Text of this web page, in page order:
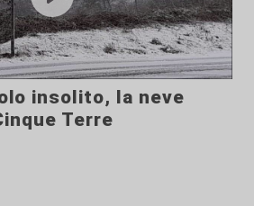
insolito, la neve
Terre